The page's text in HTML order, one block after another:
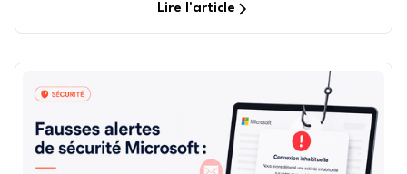
Lire l'article